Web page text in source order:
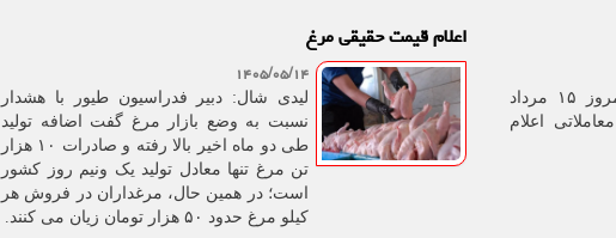
لیدی شال: قیمت خودرو امروز ۱۵ مرداد
اعلام
اعلام قیمت حقیقی مرغ
۱۴۰۵/۰۵/۱۴
لیدی شال: دبیر فدراسیون طیور با هشدار
نسبت به وضع بازار مرغ گفت اضافه تولید
طی دو ماه اخیر بالا رفته و صادرات ۱۰ هزار
تن مرغ تنها معادل تولید یک ونیم روز کشور
است؛ در همین حال، مرغداران در فروش هر
کیلو مرغ حدود ۵۰ هزار تومان زیان می کنند.